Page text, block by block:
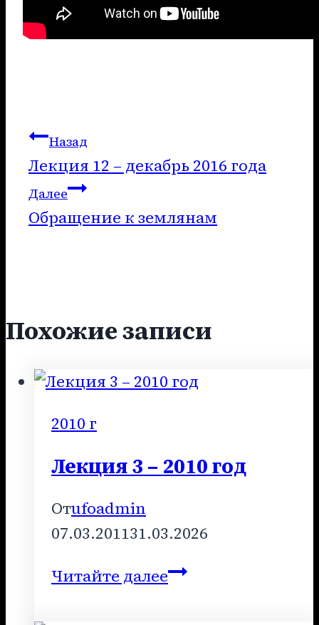
Навигация
по
записям
Назад
Лекция 12 – декабрь 2016 года
Далее
Обращение к землянам
Похожие записи
2010 г
Лекция 3 – 2010 год
Отufoadmin
07.03.201131.03.2026
Читайте далееЛекция